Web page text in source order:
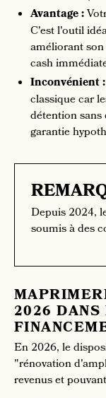
Avantage :
C'est l'outil
améliorant
cash
Inconvénient :
classique car
détention sans
garantie
Depuis 2024,
soumis à des
2026
En 2026, le
"rénovation
revenus et